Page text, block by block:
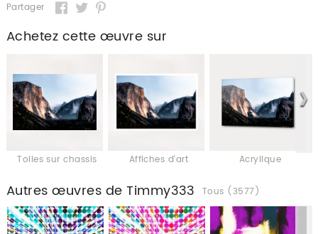
Partager
Achetez cette œuvre sur
Toiles sur chassis Affiches d'art Acrylique
Autres œuvres de Timmy333 Tous (3577)